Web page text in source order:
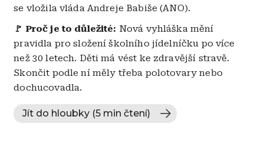
se vložila vláda Andreje Babiše (ANO).
🚩 Proč je to důležité: Nová vyhláška mění
pravidla pro složení školního jídelníčku po více
než 30 letech. Děti má vést ke zdravější stravě.
Skončit podle ní měly třeba polotovary nebo
dochucovadla.
Jít do hloubky (5 min čtení)